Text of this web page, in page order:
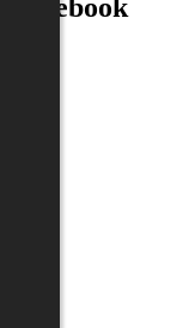
Facebook